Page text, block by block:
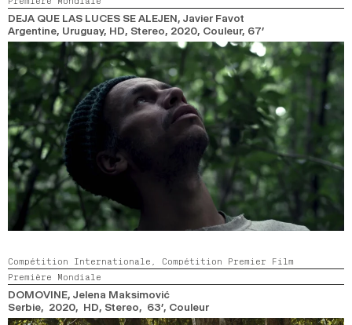
RECHERCHE
DEJA QUE LAS LUCES SE ALEJEN, Javier Favot
Argentine, Uruguay, HD, Stereo, 2020, Couleur, 67’
Compétition Internationale, Compétition Premier Film
Première Mondiale
DOMOVINE, Jelena Maksimović
Serbie, 2020, HD, Stereo, 63’, Couleur